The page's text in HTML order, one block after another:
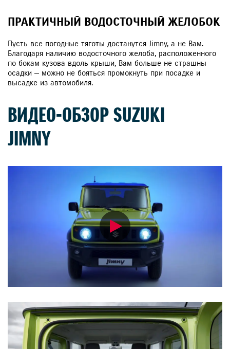
ПРАКТИЧНЫЙ ВОДОСТОЧНЫЙ ЖЕЛОБОК
Пусть все погодные тяготы достанутся Jimny, а не Вам.
Благодаря наличию водосточного желоба, расположенного
по бокам кузова вдоль крыши, Вам больше не страшны
осадки — можно не бояться промокнуть при посадке и
высадке из автомобиля.
ВИДЕО-ОБЗОР SUZUKI
JIMNY